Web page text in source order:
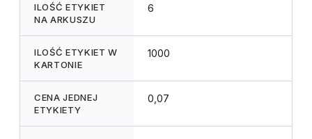
ILOŚĆ ETYKIET
NA ARKUSZU
6
ILOŚĆ ETYKIET W
KARTONIE
1000
CENA JEDNEJ
ETYKIETY
0,07